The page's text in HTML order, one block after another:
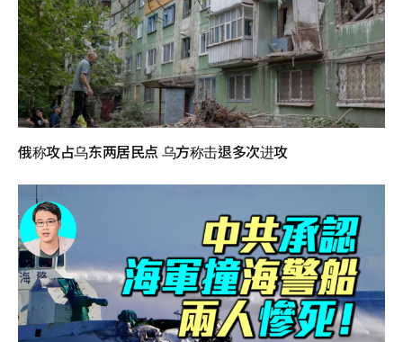
俄称攻占乌东两居民点 乌方称击退多次进攻